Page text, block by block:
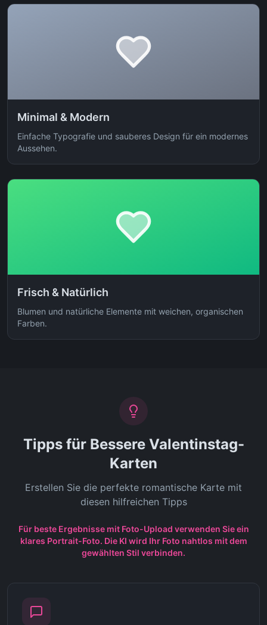
Minimal & Modern
Einfache Typografie und sauberes Design für ein modernes
Aussehen.
Frisch & Natürlich
Blumen und natürliche Elemente mit weichen, organischen
Farben.
Tipps für Bessere Valentinstag-
Karten
Erstellen Sie die perfekte romantische Karte mit
diesen hilfreichen Tipps
Für beste Ergebnisse mit Foto-Upload verwenden Sie ein
klares Portrait-Foto. Die KI wird Ihr Foto nahtlos mit dem
gewählten Stil verbinden.